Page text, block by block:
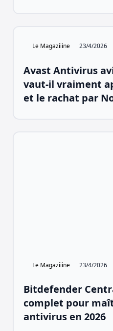
Le Magaziiine 23/4/2026
Avast Antivirus
vaut-il vraiment
et le rachat par
Le Magaziiine 23/4/2026
Bitdefender
complet pour
antivirus en 2026